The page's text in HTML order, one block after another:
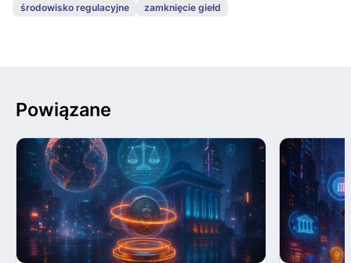
środowisko regulacyjne
zamknięcie giełd
Powiązane